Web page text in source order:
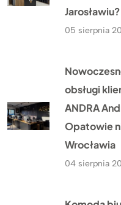
Jarosławiu?
05 sierpnia
obsługi
ANDRA
Opatowie
Wrocławia
04 sierpnia